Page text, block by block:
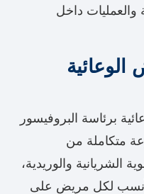
والعمليات داخل
برئاسة البروفيسور
متكاملة من
الشريانية والوريدية،
لكل مريض على